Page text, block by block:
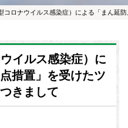
コロナウイルス感染症）による「まん延
イルス感染症）に
措置」を受けたツ
きまして